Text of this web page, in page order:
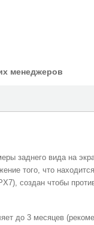
менеджеров
заднего вида на
того, что
создан чтобы
до 3 месяцев